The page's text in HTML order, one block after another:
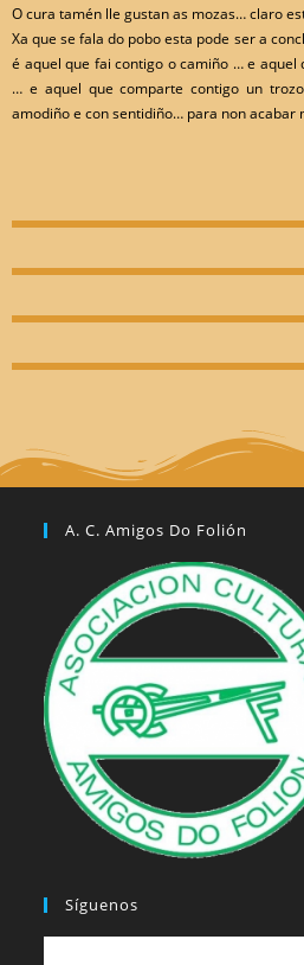
O cura tamén lle gustan as mozas… claro
Xa que se fala do pobo esta pode ser a
é aquel que fai contigo o camiño … e aquel
… e aquel que comparte contigo un
amodiño e con sentidiño… para non acabar
A. C. Amigos Do Folión
Síguenos